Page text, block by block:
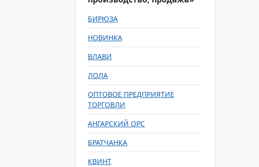
БИРЮЗА
НОВИНКА
ВЛАВИ
ЛОЛА
ОПТОВОЕ ПРЕДПРИЯТИЕ
ТОРГОВЛИ
АНГАРСКИЙ ОРС
БРАТЧАНКА
КВИНТ